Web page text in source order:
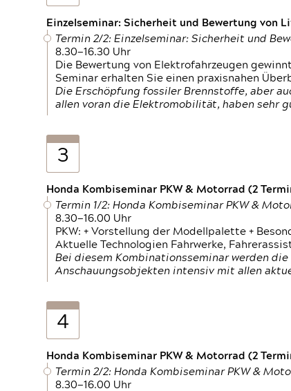
Einzelseminar: Sicherheit und Bewertung von
Termin 2/2: Einzelseminar: Sicherheit und
8.30—16.30 Uhr
Die Bewertung von Elektrofahrzeugen
Seminar erhalten Sie einen praxisnahen
Die Erschöpfung fossiler Brennstoffe, aber
allen voran die Elektromobilität, haben sehr
3
Honda Kombiseminar PKW & Motorrad (2
Termin 1/2: Honda Kombiseminar PKW &
8.30—16.00 Uhr
PKW: + Vorstellung der Modellpalette +
Aktuelle Technologien Fahrwerke,
Bei diesem Kombinationsseminar werden
Anschauungsobjekten intensiv mit allen
4
Honda Kombiseminar PKW & Motorrad (2
Termin 2/2: Honda Kombiseminar PKW &
8.30—16.00 Uhr